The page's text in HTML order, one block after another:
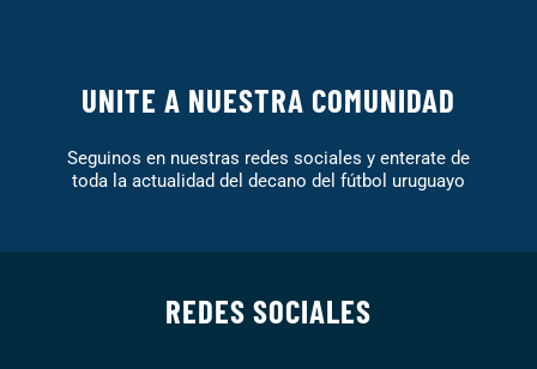
UNITE A NUESTRA COMUNIDAD
Seguinos en nuestras redes sociales y enterate de
toda la actualidad del decano del fútbol uruguayo
REDES SOCIALES